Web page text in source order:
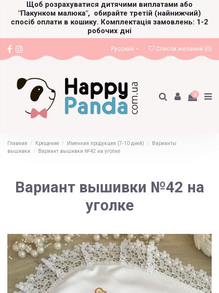
Щоб розрахуватися дитячими виплатами або
"Пакунком малюка", обирайте третій (найнижчий)
спосіб оплати в кошику. Комплектація замовлень: 1-2
робочих дні
Русский Список желаний (0)
0
Главная Крещение Именная продукция (7-10 дней)
Варианты
вышивки
Вариант вышивки №42 на уголке
Вариант вышивки №42 на
уголке